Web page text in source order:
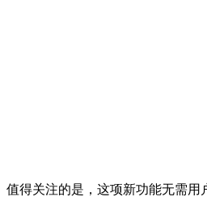
值得关注的是，这项新功能无需用